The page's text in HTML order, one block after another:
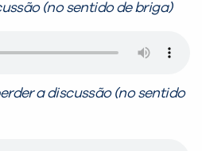
(no sentido de briga)
a discussão (no sentido